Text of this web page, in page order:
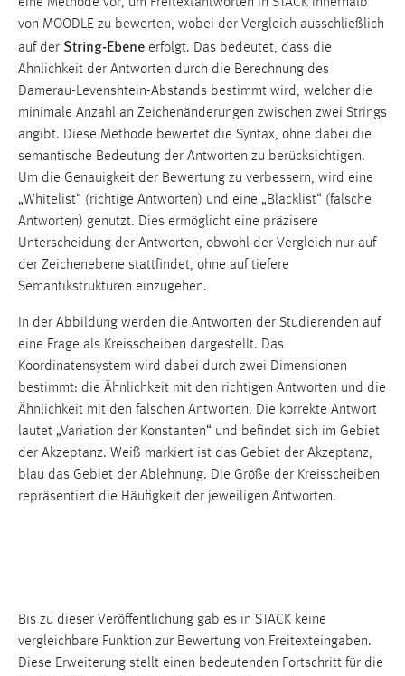
von MOODLE zu bewerten, wobei der Vergleich ausschließlich
auf der String-Ebene erfolgt. Das bedeutet, dass die
Ähnlichkeit der Antworten durch die Berechnung des
Damerau-Levenshtein-Abstands bestimmt wird, welcher die
minimale Anzahl an Zeichenänderungen zwischen zwei Strings
angibt. Diese Methode bewertet die Syntax, ohne dabei die
semantische Bedeutung der Antworten zu berücksichtigen.
Um die Genauigkeit der Bewertung zu verbessern, wird eine
„Whitelist“ (richtige Antworten) und eine „Blacklist“ (falsche
Antworten) genutzt. Dies ermöglicht eine präzisere
Unterscheidung der Antworten, obwohl der Vergleich nur auf
der Zeichenebene stattfindet, ohne auf tiefere
Semantikstrukturen einzugehen.
In der Abbildung werden die Antworten der Studierenden auf
eine Frage als Kreisscheiben dargestellt. Das
Koordinatensystem wird dabei durch zwei Dimensionen
bestimmt: die Ähnlichkeit mit den richtigen Antworten und die
Ähnlichkeit mit den falschen Antworten. Die korrekte Antwort
lautet „Variation der Konstanten“ und befindet sich im Gebiet
der Akzeptanz. Weiß markiert ist das Gebiet der Akzeptanz,
blau das Gebiet der Ablehnung. Die Größe der Kreisscheiben
repräsentiert die Häufigkeit der jeweiligen Antworten.
Bis zu dieser Veröffentlichung gab es in STACK keine
vergleichbare Funktion zur Bewertung von Freitexteingaben.
Diese Erweiterung stellt einen bedeutenden Fortschritt für die